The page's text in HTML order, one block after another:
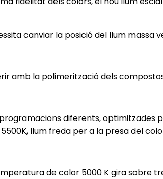
canviar la posició del llum massa
amb la polimerització dels
diferents, optimitzades
llum freda per a la presa del
de color 5000 K gira sobre